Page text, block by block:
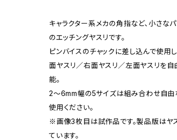
キャラクター系メカの角指など、小さな
のエッチングヤスリです。
ピンバイスのチャックに差し込んで使用
面ヤスリ／右面ヤスリ／左面ヤスリを
能。
2〜6mm幅の5サイズは組み合わせ自由
使用ください。
※画像3枚目は試作品です。製品版はヤ
ています。